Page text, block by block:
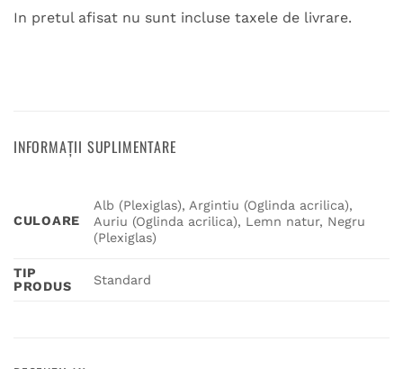
In pretul afisat nu sunt incluse taxele de livrare.
INFORMAȚII SUPLIMENTARE
CULOARE
Alb (Plexiglas), Argintiu (Oglinda acrilica),
Auriu (Oglinda acrilica), Lemn natur, Negru
(Plexiglas)
TIP
PRODUS
Standard